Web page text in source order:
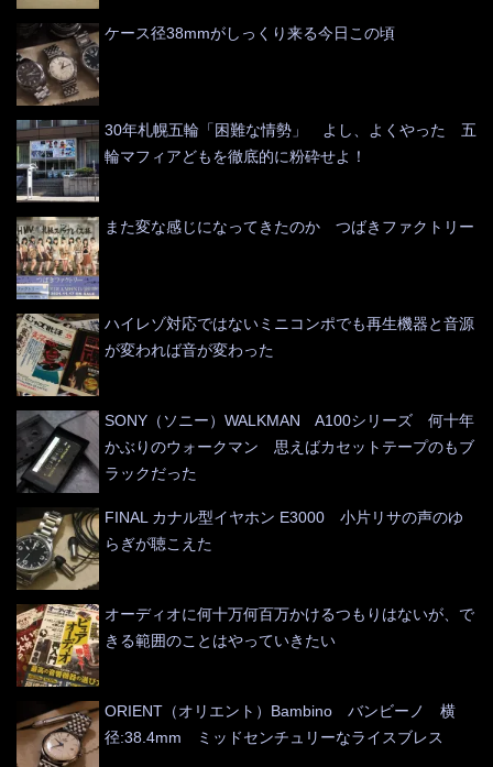
ケース径38mmがしっくり来る今日この頃
30年札幌五輪「困難な情勢」 よし、よくやった 五
輪マフィアどもを徹底的に粉砕せよ！
また変な感じになってきたのか つばきファクトリー
ハイレゾ対応ではないミニコンポでも再生機器と音源
が変われば音が変わった
SONY（ソニー）WALKMAN A100シリーズ 何十年
かぶりのウォークマン 思えばカセットテープのもブ
ラックだった
FINAL カナル型イヤホン E3000 小片リサの声のゆ
らぎが聴こえた
オーディオに何十万何百万かけるつもりはないが、で
きる範囲のことはやっていきたい
ORIENT（オリエント）Bambino バンビーノ 横
径:38.4mm ミッドセンチュリーなライスブレス